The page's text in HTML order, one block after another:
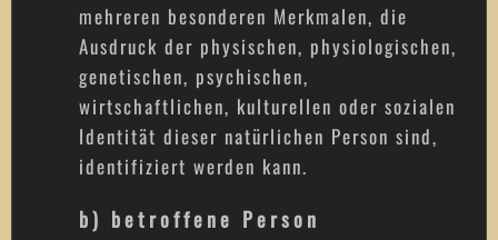
mehreren besonderen Merkmalen, die
Ausdruck der physischen, physiologischen,
genetischen, psychischen,
wirtschaftlichen, kulturellen oder sozialen
Identität dieser natürlichen Person sind,
identifiziert werden kann.
b) betroffene Person